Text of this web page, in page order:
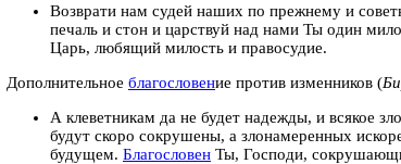
Возврати нам судей наших по прежнему и
печаль и стон и царствуй над нами Ты один
Царь, любящий милость и правосудие.
Дополнительное благословение против изменников (
А клеветникам да не будет надежды, и всякое
будут скоро сокрушены, а злонамеренных
будущем. Благословен Ты, Господи,